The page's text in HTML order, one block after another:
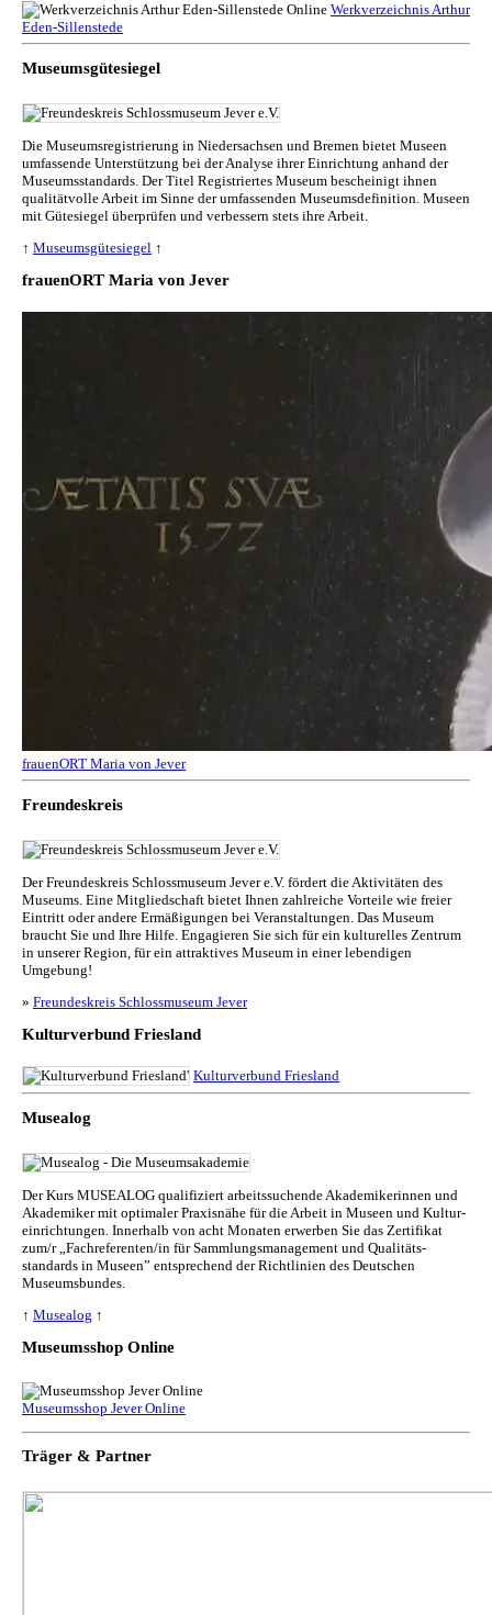
Werkverzeichnis Arthur
Eden-Sillenstede
Museumsgütesiegel
Die Museumsregistrierung in Niedersachsen und Bremen bietet Museen
umfassende Unterstützung bei der Analyse ihrer Einrichtung anhand der
Museumsstandards. Der Titel Registriertes Museum bescheinigt ihnen
qualitätvolle Arbeit im Sinne der umfassenden Museumsdefinition. Museen
mit Gütesiegel überprüfen und verbessern stets ihre Arbeit.
↑ Museumsgütesiegel ↑
frauenORT Maria von Jever
frauenORT Maria von Jever
Freundeskreis
Der Freundeskreis Schlossmuseum Jever e.V. fördert die Aktivitäten des
Museums. Eine Mitgliedschaft bietet Ihnen zahlreiche Vorteile wie freier
Eintritt oder andere Ermäßigungen bei Veranstaltungen. Das Museum
braucht Sie und Ihre Hilfe. Engagieren Sie sich für ein kulturelles Zentrum
in unserer Region, für ein attraktives Museum in einer lebendigen
Umgebung!
» Freundeskreis Schlossmuseum Jever
Kulturverbund Friesland
Kulturverbund Friesland
Musealog
Der Kurs MUSEALOG qualifiziert arbeitssuchende Akademikerinnen und
Akademiker mit optimaler Praxisnähe für die Arbeit in Museen und Kul­tur­
ein­rich­tun­gen. Innerhalb von acht Monaten erwerben Sie das Zertifikat
zum/r „Fachreferenten/in für Sammlungs­management und Qualitäts­
standards in Museen” entsprechend der Richtlinien des Deutschen
Museumsbundes.
↑ Musealog ↑
Museumsshop Online
Museumsshop Jever Online
Träger & Partner